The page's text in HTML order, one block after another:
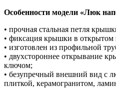
Особенности модели «Люк
• прочная стальная петля
• фиксация крышки в открытом
• изготовлен из профильной
• двухстороннее открывание
ключом;
• безупречный внешний вид с
плиткой, керамогранитом,